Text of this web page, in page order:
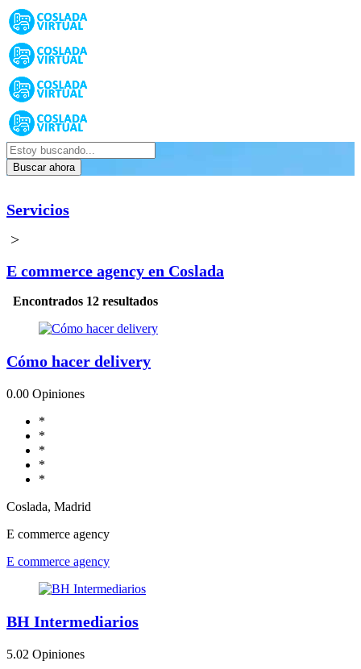
Buscar ahora
Servicios
>
E commerce agency en Coslada
Encontrados 12 resultados
Cómo hacer delivery
0.00 Opiniones
*
*
*
*
*
Coslada, Madrid
E commerce agency
E commerce agency
BH Intermediarios
5.02 Opiniones